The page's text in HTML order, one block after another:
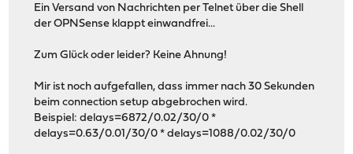
Ein Versand von Nachrichten per Telnet über die Shell
der OPNSense klappt einwandfrei...
Zum Glück oder leider? Keine Ahnung!
Mir ist noch aufgefallen, dass immer nach 30 Sekunden
beim connection setup abgebrochen wird.
Beispiel: delays=6872/0.02/30/0 *
delays=0.63/0.01/30/0 * delays=1088/0.02/30/0